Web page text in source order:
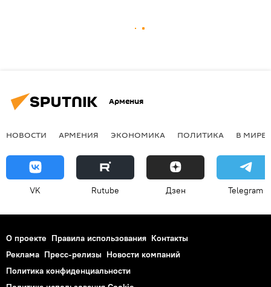
Армения
НОВОСТИ АРМЕНИЯ ЭКОНОМИКА ПОЛИТИКА В МИРЕ
VK Rutube Дзен Telegram
О проекте Правила использования Контакты
Реклама Пресс-релизы Новости компаний
Политика конфиденциальности